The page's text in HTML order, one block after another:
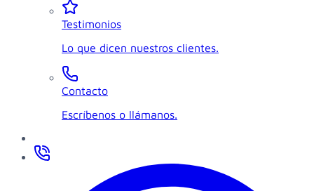
Testimonios
Lo que dicen nuestros clientes.
Contacto
Escríbenos o llámanos.